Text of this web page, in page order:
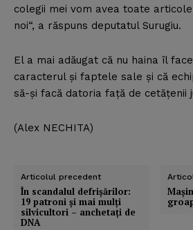
colegii mei vom avea toate
noi“, a răspuns deputatul Surugiu.
El a mai adăugat că nu haina îl
caracterul şi faptele sale şi că
să-şi facă datoria faţă de cetăţenii
(Alex NECHITA)
Articolul precedent
În scandalul defrişărilor:
19 patroni şi mai mulţi
silvicultori – anchetaţi de
DNA